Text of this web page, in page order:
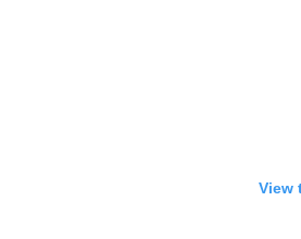
View